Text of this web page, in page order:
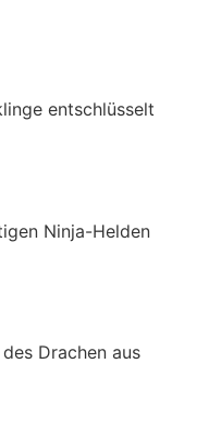
entschlüsselt
Ninja-Helden
Drachen aus